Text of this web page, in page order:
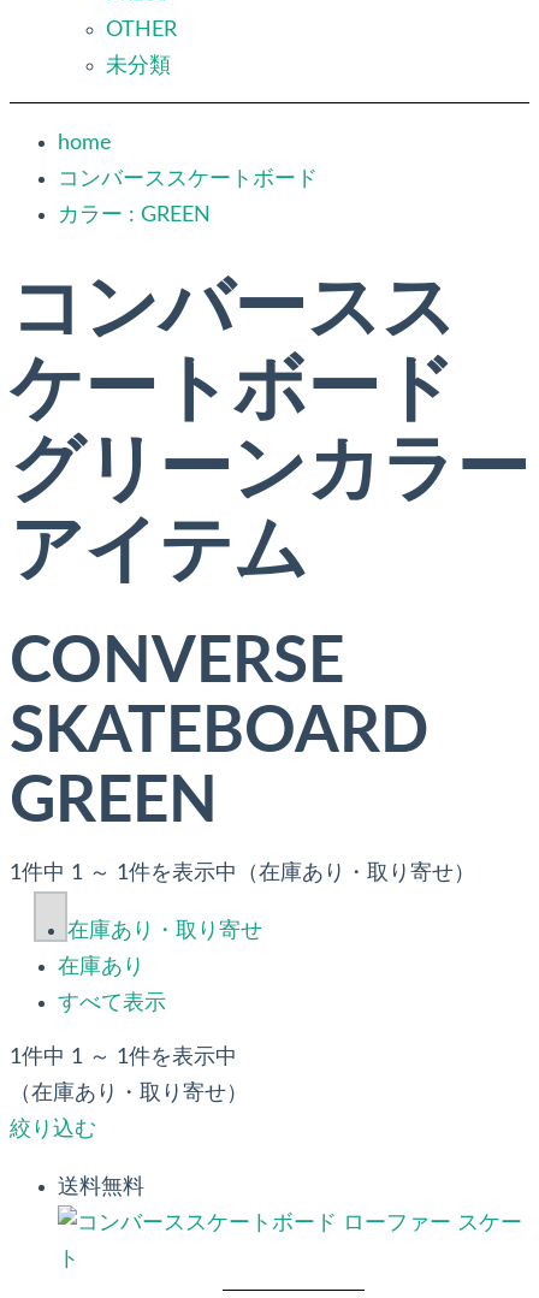
OTHER
未分類
home
コンバーススケートボード
カラー : GREEN
コンバースス
ケートボード
グリーンカラー
アイテム
CONVERSE
SKATEBOARD
GREEN
1件中 1 ～ 1件を表示中（在庫あり・取り寄せ）
在庫あり・取り寄せ
在庫あり
すべて表示
1件中 1 ～ 1件を表示中
（在庫あり・取り寄せ）
絞り込む
送料無料